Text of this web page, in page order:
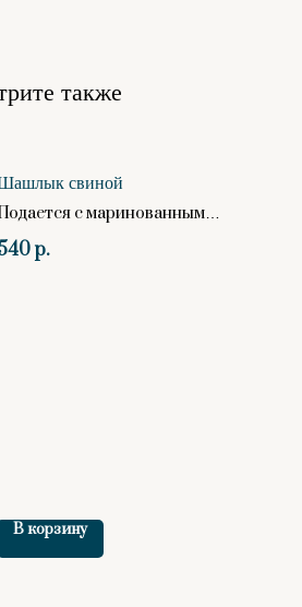
также
свиной
с маринованным
луком, соусом барбекю,
фокачо
р.
В корзину